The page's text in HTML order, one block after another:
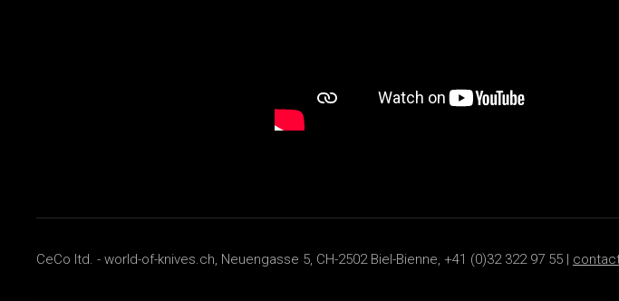
CeCo ltd. - world-of-knives.ch, Neuengasse 5, CH-2502 Biel-Bienne, +41 (0)32 322 97 55 |